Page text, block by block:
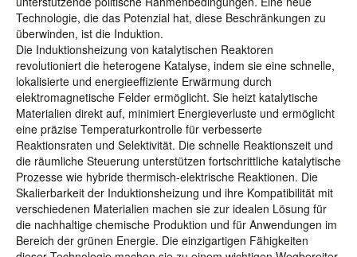
Technologie, die das Potenzial hat, diese Beschränkungen zu
überwinden, ist die Induktion.
Die Induktionsheizung von katalytischen Reaktoren
revolutioniert die heterogene Katalyse, indem sie eine schnelle,
lokalisierte und energieeffiziente Erwärmung durch
elektromagnetische Felder ermöglicht. Sie heizt katalytische
Materialien direkt auf, minimiert Energieverluste und ermöglicht
eine präzise Temperaturkontrolle für verbesserte
Reaktionsraten und Selektivität. Die schnelle Reaktionszeit und
die räumliche Steuerung unterstützen fortschrittliche katalytische
Prozesse wie hybride thermisch-elektrische Reaktionen. Die
Skalierbarkeit der Induktionsheizung und ihre Kompatibilität mit
verschiedenen Materialien machen sie zur idealen Lösung für
die nachhaltige chemische Produktion und für Anwendungen im
Bereich der grünen Energie. Die einzigartigen Fähigkeiten